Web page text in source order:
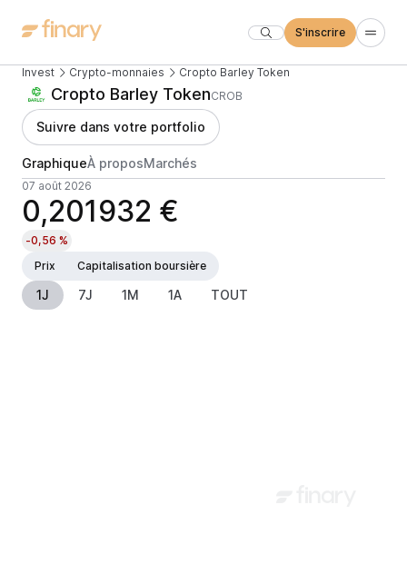
S'inscrire
Invest Crypto-monnaies Cropto Barley Token
Cropto Barley TokenCROB
Suivre dans votre portfolio
GraphiqueÀ proposMarchés
07 août 2026
0,201932 €
-0,56 %
Prix
Capitalisation boursière
1J 7J 1M 1A TOUT